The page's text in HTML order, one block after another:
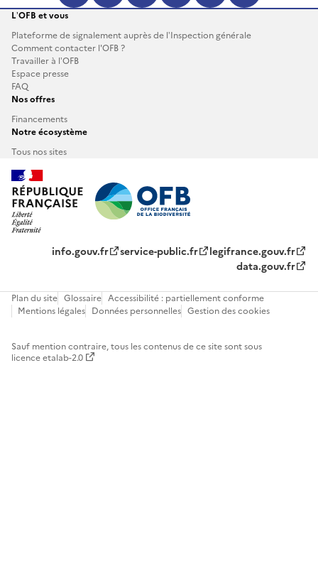
L’OFB et vous
Plateforme de signalement auprès de l’Inspection générale
Comment contacter l'OFB ?
Travailler à l’OFB
Espace presse
FAQ
Nos offres
Financements
Notre écosystème
Tous nos sites
info.gouv.fr service-public.fr
legifrance.gouv.fr
data.gouv.fr
Plan du site Glossaire Accessibilité : partiellement conforme
Mentions légales Données personnelles Gestion des cookies
Sauf mention contraire, tous les contenus de ce site sont sous
licence etalab-2.0